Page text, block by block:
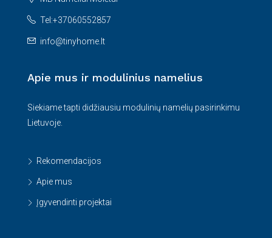
Tel:+37060552857
info@tinyhome.lt
Apie mus ir modulinius namelius
Siekiame tapti didžiausiu modulinių namelių pasirinkimu
Lietuvoje.
Rekomendacijos
Apie mus
Įgyvendinti projektai